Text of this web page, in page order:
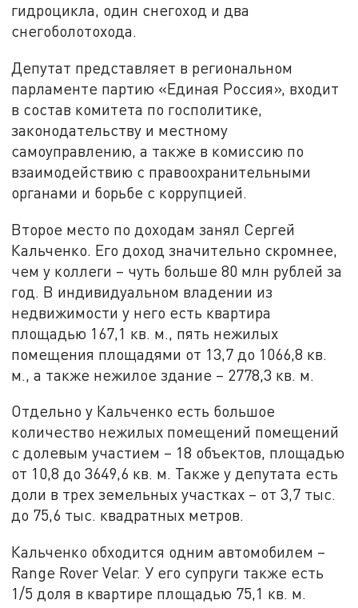
гидроцикла, один снегоход и два
снегоболотохода.
Депутат представляет в региональном
парламенте партию «Единая Россия», входит
в состав комитета по госполитике,
законодательству и местному
самоуправлению, а также в комиссию по
взаимодействию с правоохранительными
органами и борьбе с коррупцией.
Второе место по доходам занял Сергей
Кальченко. Его доход значительно скромнее,
чем у коллеги – чуть больше 80 млн рублей за
год. В индивидуальном владении из
недвижимости у него есть квартира
площадью 167,1 кв. м., пять нежилых
помещения площадями от 13,7 до 1066,8 кв.
м., а также нежилое здание – 2778,3 кв. м.
Отдельно у Кальченко есть большое
количество нежилых помещений помещений
с долевым участием – 18 объектов, площадью
от 10,8 до 3649,6 кв. м. Также у депутата есть
доли в трех земельных участках – от 3,7 тыс.
до 75,6 тыс. квадратных метров.
Кальченко обходится одним автомобилем –
Range Rover Velar. У его супруги также есть
1/5 доля в квартире площадью 75,1 кв. м.